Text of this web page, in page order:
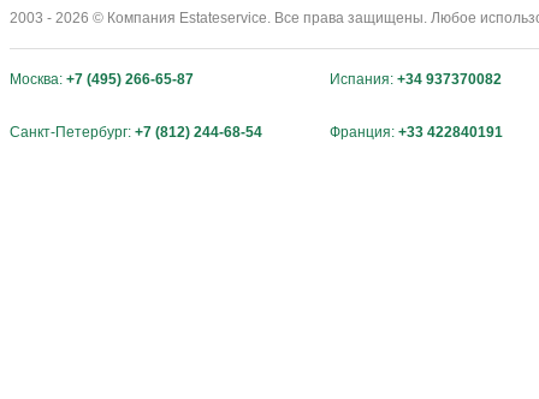
2003 - 2026 © Компания Estateservice. Все права защищены. Любое
Москва: +7 (495) 266-65-87 Испания: +34 937370082
Санкт-Петербург: +7 (812) 244-68-54 Франция: +33 422840191